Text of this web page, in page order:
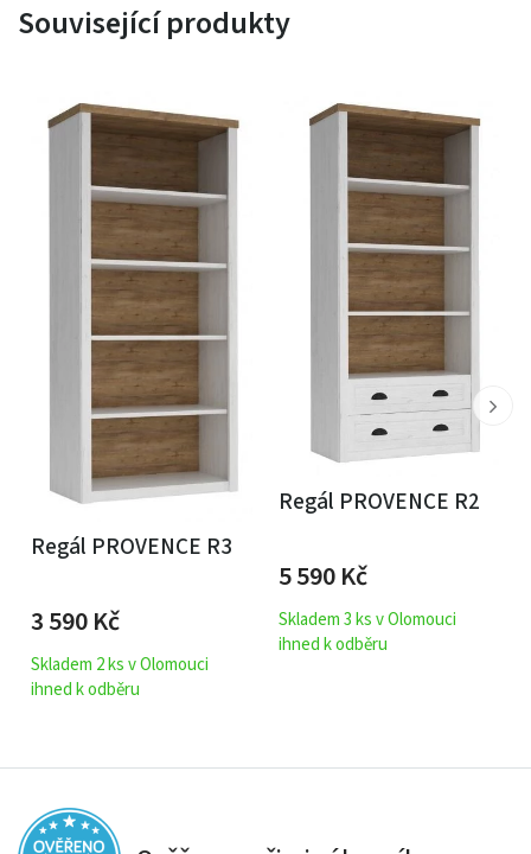
Související produkty
Regál PROVENCE R3
3 590Kč
Skladem 2 ks v Olomouci
ihned k odběru
Regál PROVENCE R2
5 590Kč
Skladem 3 ks v Olomouci
ihned k odběru